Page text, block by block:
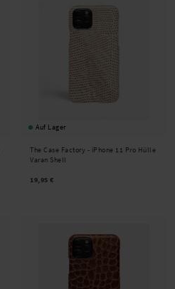
Auf Lager
The Case Factory - iPhone 11 Pro Hülle
Varan Shell
19,95 €